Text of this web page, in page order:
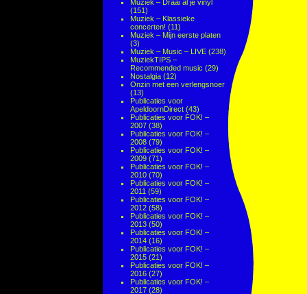
Muziek – Draai al je vinyl
(151)
Muziek – Klassieke
concerten! (11)
Muziek – Mijn eerste platen
(3)
Muziek – Music – LIVE (238)
MuziekTIPS –
Recommended music (29)
Nostalgia (12)
Onzin met een verlengsnoer
(13)
Publicaties voor
ApeldoornDirect (43)
Publicaties voor FOK! –
2007 (38)
Publicaties voor FOK! –
2008 (79)
Publicaties voor FOK! –
2009 (71)
Publicaties voor FOK! –
2010 (70)
Publicaties voor FOK! –
2011 (59)
Publicaties voor FOK! –
2012 (58)
Publicaties voor FOK! –
2013 (50)
Publicaties voor FOK! –
2014 (16)
Publicaties voor FOK! –
2015 (21)
Publicaties voor FOK! –
2016 (27)
Publicaties voor FOK! –
2017 (28)